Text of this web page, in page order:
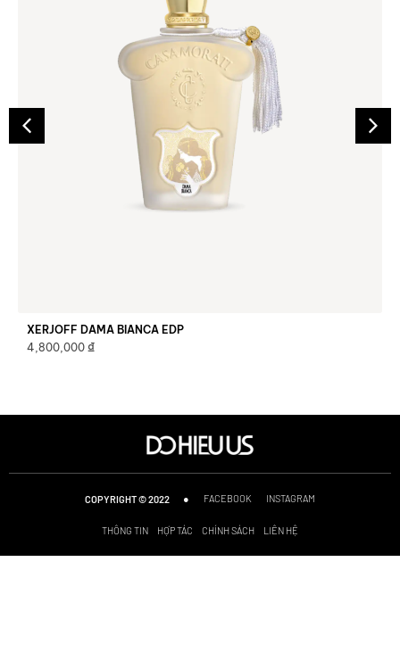
XERJOFF DAMA BIANCA EDP
4,800,000 ₫
COPYRIGHT © 2022 ● FACEBOOK INSTAGRAM
THÔNG TIN HỢP TÁC CHÍNH SÁCH LIÊN HỆ